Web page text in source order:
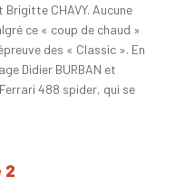
CHAVY. Aucune
ce « coup de chaud »
des « Classic ». En
Didier BURBAN et
488 spider, qui se
2